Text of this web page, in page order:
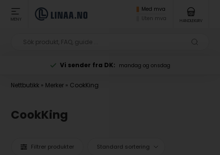
MENY
Med mva
Uten mva
HANDLEKURV
Vi sender fra DK: mandag og onsdag
Nettbutikk » Merker » CookKing
CookKing
Filtrer produkter